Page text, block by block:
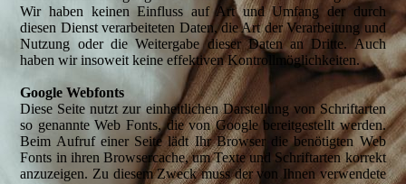
Wir haben keinen Einfluss auf Art und Umfang der durch
diesen Dienst verarbeiteten Daten, die Art der Verarbeitung und
Nutzung oder die Weitergabe dieser Daten an Dritte. Auch
haben wir insoweit keine effektiven Kontrollmöglichkeiten.
Google Webfonts
Diese Seite nutzt zur einheitlichen Darstellung von Schriftarten
so genannte Web Fonts, die von Google bereitgestellt werden.
Beim Aufruf einer Seite lädt Ihr Browser die benötigten Web
Fonts in ihren Browsercache, um Texte und Schriftarten korrekt
anzuzeigen. Zu diesem Zweck muss der von Ihnen verwendete